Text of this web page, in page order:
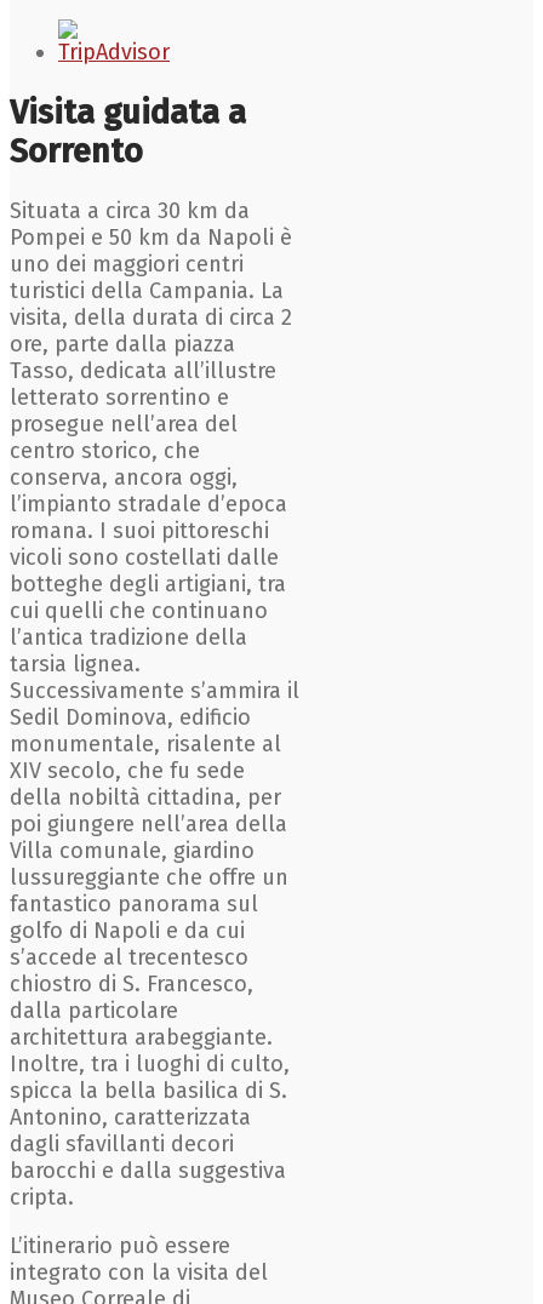
Visita guidata a
Sorrento
Situata a circa 30 km da
Pompei e 50 km da Napoli è
uno dei maggiori centri
turistici della Campania. La
visita, della durata di circa 2
ore, parte dalla piazza
Tasso, dedicata all’illustre
letterato sorrentino e
prosegue nell’area del
centro storico, che
conserva, ancora oggi,
l’impianto stradale d’epoca
romana. I suoi pittoreschi
vicoli sono costellati dalle
botteghe degli artigiani, tra
cui quelli che continuano
l’antica tradizione della
tarsia lignea.
Successivamente s’ammira il
Sedil Dominova, edificio
monumentale, risalente al
XIV secolo, che fu sede
della nobiltà cittadina, per
poi giungere nell’area della
Villa comunale, giardino
lussureggiante che offre un
fantastico panorama sul
golfo di Napoli e da cui
s’accede al trecentesco
chiostro di S. Francesco,
dalla particolare
architettura arabeggiante.
Inoltre, tra i luoghi di culto,
spicca la bella basilica di S.
Antonino, caratterizzata
dagli sfavillanti decori
barocchi e dalla suggestiva
cripta.
L’itinerario può essere
integrato con la visita del